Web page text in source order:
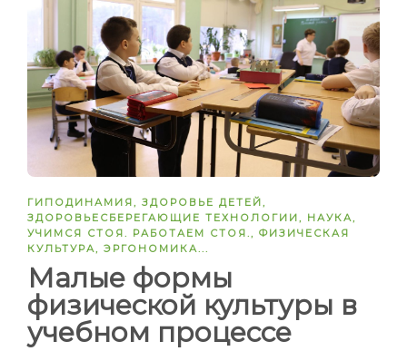
ГИПОДИНАМИЯ, ЗДОРОВЬЕ ДЕТЕЙ,
ЗДОРОВЬЕСБЕРЕГАЮЩИЕ ТЕХНОЛОГИИ, НАУКА,
УЧИМСЯ СТОЯ. РАБОТАЕМ СТОЯ., ФИЗИЧЕСКАЯ
КУЛЬТУРА, ЭРГОНОМИКА...
Малые формы
физической культуры в
учебном процессе